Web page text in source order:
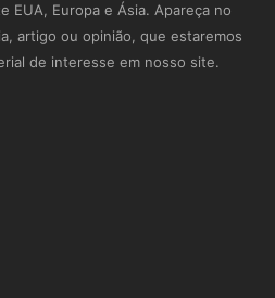
EUA, Europa e Ásia. Apareça no
artigo ou opinião, que estaremos
de interesse em nosso site.